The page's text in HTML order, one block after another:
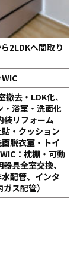
2LDKへ間取り
去・LDK化、
・浴室・洗面化
装リフォーム
・クッション
脱衣室・トイ
：枕棚・可動
具全室交換、
配管、インタ
ス配管）